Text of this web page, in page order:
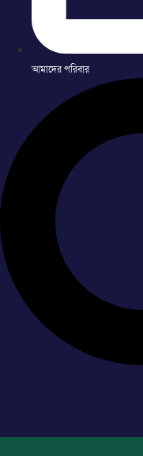
আমাদের পরিবার